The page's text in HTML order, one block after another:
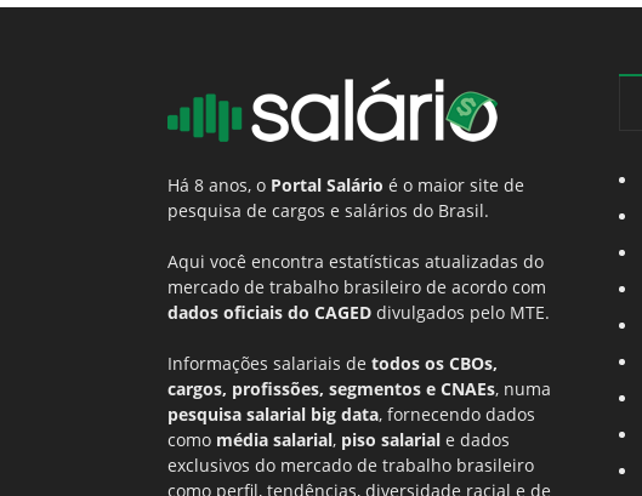
Há 8 anos, o Portal Salário é o maior site de
pesquisa de cargos e salários do Brasil.
Aqui você encontra estatísticas atualizadas do
mercado de trabalho brasileiro de acordo com
dados oficiais do CAGED divulgados pelo MTE.
Informações salariais de todos os CBOs,
cargos, profissões, segmentos e CNAEs, numa
pesquisa salarial big data, fornecendo dados
como média salarial, piso salarial e dados
exclusivos do mercado de trabalho brasileiro
como perfil, tendências, diversidade racial e de